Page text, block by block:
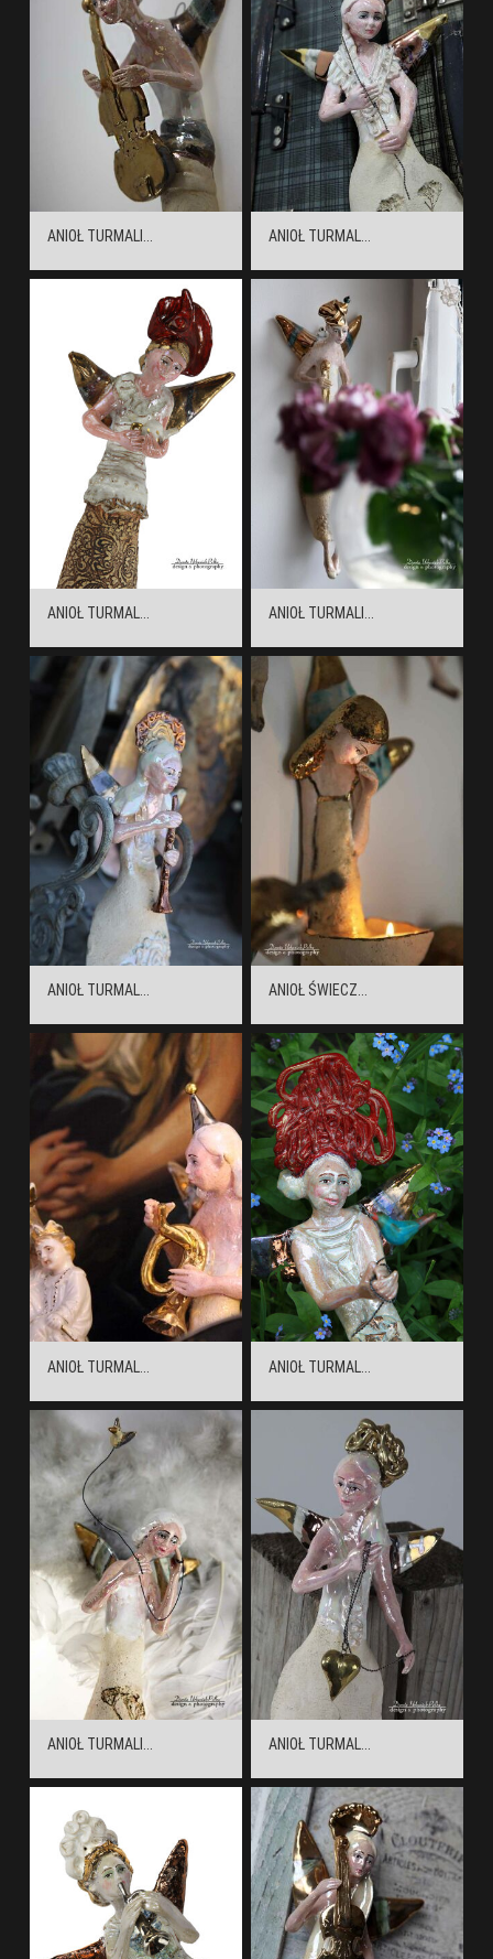
ANIOŁ TURMALI... ANIOŁ TURMAL...
ANIOŁ TURMAL... ANIOŁ TURMALI...
ANIOŁ TURMAL... ANIOŁ ŚWIECZ...
ANIOŁ TURMAL... ANIOŁ TURMAL...
ANIOŁ TURMALI... ANIOŁ TURMAL...